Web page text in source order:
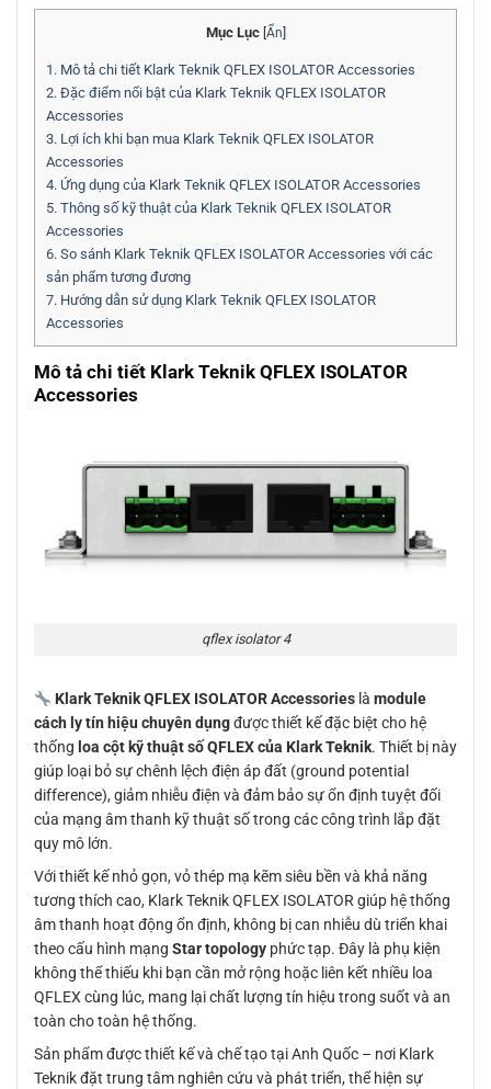
Mục Lục Ẩn
1. Mô tả chi tiết Klark Teknik QFLEX ISOLATOR Accessories
2. Đặc điểm nổi bật của Klark Teknik QFLEX ISOLATOR
Accessories
3. Lợi ích khi bạn mua Klark Teknik QFLEX ISOLATOR
Accessories
4. Ứng dụng của Klark Teknik QFLEX ISOLATOR Accessories
5. Thông số kỹ thuật của Klark Teknik QFLEX ISOLATOR
Accessories
6. So sánh Klark Teknik QFLEX ISOLATOR Accessories với các
sản phẩm tương đương
7. Hướng dẫn sử dụng Klark Teknik QFLEX ISOLATOR
Accessories
Mô tả chi tiết Klark Teknik QFLEX ISOLATOR
Accessories
qflex isolator 4
Klark Teknik QFLEX ISOLATOR Accessorieslà module
cách ly tín hiệu chuyên dụngđược thiết kế đặc biệt cho hệ
thống loa cột kỹ thuật số QFLEX của Klark Teknik. Thiết bị này
giúp loại bỏ sự chênh lệch điện áp đất (ground potential
difference), giảm nhiễu điện và đảm bảo sự ổn định tuyệt đối
của mạng âm thanh kỹ thuật số trong các công trình lắp đặt
quy mô lớn.
Với thiết kế nhỏ gọn, vỏ thép mạ kẽm siêu bền và khả năng
tương thích cao, Klark Teknik QFLEX ISOLATOR giúp hệ thống
âm thanh hoạt động ổn định, không bị can nhiễu dù triển khai
theo cấu hình mạng Star topology phức tạp. Đây là phụ kiện
không thể thiếu khi bạn cần mở rộng hoặc liên kết nhiều loa
QFLEX cùng lúc, mang lại chất lượng tín hiệu trong suốt và an
toàn cho toàn hệ thống.
Sản phẩm được thiết kế và chế tạo tại Anh Quốc – nơi Klark
Teknik đặt trung tâm nghiên cứu và phát triển, thể hiện sự